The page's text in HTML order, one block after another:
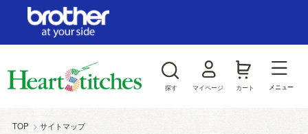
探す マイページ カート メニュー
TOP >サイトマップ
ログイン/新規会員登録